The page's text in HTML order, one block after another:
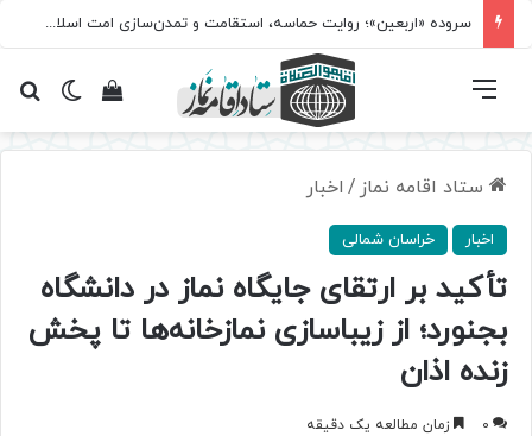
سروده‌ «اربعین»؛ روایت حماسه، استقامت و تمدن‌سازی امت اسلامی
تغییرمشاهده فهرست
ستاد اقامه نماز / اخبار
اخبار خراسان شمالی
تأکید بر ارتقای جایگاه نماز در دانشگاه
بجنورد؛ از زیباسازی نمازخانه‌ها تا پخش
زنده اذان
0 زمان مطالعه یک دقیقه